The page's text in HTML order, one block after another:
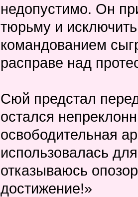
недопустимо. Он
тюрьму и
командованием
расправе над
Сюй предстал
остался
освободительная
использовалась
отказываюсь
достижение!»